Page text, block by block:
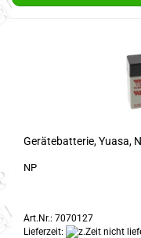
Gerätebatterie, Yuasa,
NP
Art.Nr.: 7070127
Lieferzeit: